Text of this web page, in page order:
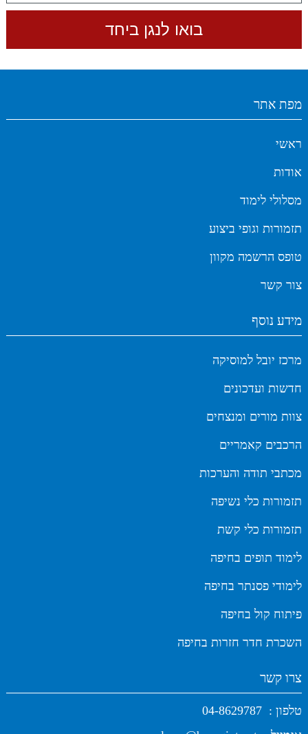
מפת אתר
ראשי
אודות
מסלולי לימוד
תזמורות וגופי ביצוע
טופס הרשמה מקוון
צור קשר
מידע נוסף
מרכז יובל למוסיקה
חדשות ועדכונים
צוות מורים ומנצחים
הרכבים קאמריים
מכתבי תודה והערכות
תזמורות כלי נשיפה
תזמורות כלי קשת
לימוד תופים בחיפה
לימודי פסנתר בחיפה
פיתוח קול בחיפה
השכרת חדר חזרות בחיפה
צרו קשר
טלפון : 04-8629787